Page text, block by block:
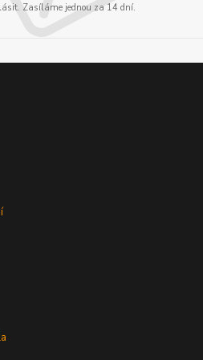
Zasíláme jednou za 14 dní.